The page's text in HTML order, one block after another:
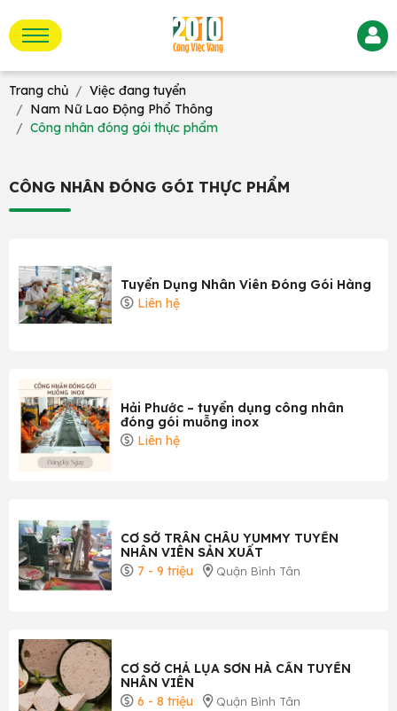
Trang chủ
Việc đang tuyển
Nam Nữ Lao Động Phổ Thông
Công nhân đóng gói thực phẩm
CÔNG NHÂN ĐÓNG GÓI THỰC PHẨM
Tuyển Dụng Nhân Viên Đóng Gói Hàng
Liên hệ
Hải Phước – tuyển dụng công nhân
đóng gói muỗng inox
Liên hệ
CƠ SỞ TRÂN CHÂU YUMMY TUYỂN
NHÂN VIÊN SẢN XUẤT
7 - 9 triệu
Quận Bình Tân
CƠ SỞ CHẢ LỤA SƠN HÀ CẦN TUYỂN
NHÂN VIÊN
6 - 8 triệu
Quận Bình Tân